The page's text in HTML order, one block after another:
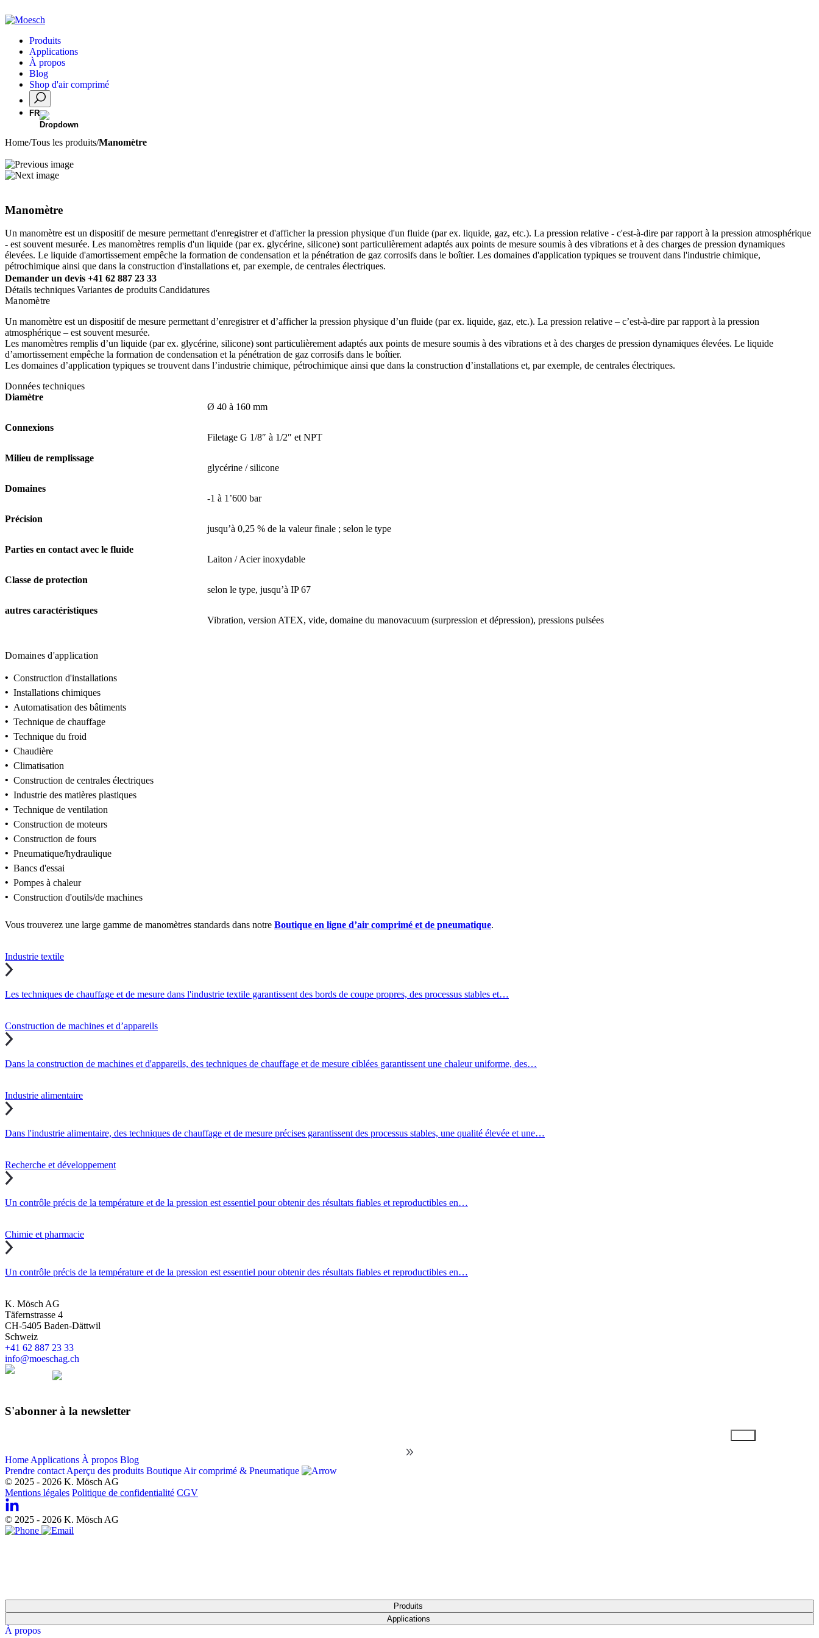
Produits
Applications
À propos
Blog
Shop d'air comprimé
FR
Home/Tous les produits/Manomètre
Manomètre
Un manomètre est un dispositif de mesure permettant d'enregistrer et d'afficher la pression physique d'un fluide (par ex. liquide, gaz, etc.). La pression relative - c'est-à-dire par rapport à la pression atmosphérique
- est souvent mesurée. Les manomètres remplis d'un liquide (par ex. glycérine, silicone) sont particulièrement adaptés aux points de mesure soumis à des vibrations et à des charges de pression dynamiques
élevées. Le liquide d'amortissement empêche la formation de condensation et la pénétration de gaz corrosifs dans le boîtier. Les domaines d'application typiques se trouvent dans l'industrie chimique,
pétrochimique ainsi que dans la construction d'installations et, par exemple, de centrales électriques.
Demander un devis +41 62 887 23 33
Détails techniquesVariantes de produitsCandidatures
Manomètre
Un manomètre est un dispositif de mesure permettant d’enregistrer et d’afficher la pression physique d’un fluide (par ex. liquide, gaz, etc.). La pression relative – c’est-à-dire par rapport à la pression
atmosphérique – est souvent mesurée.
Les manomètres remplis d’un liquide (par ex. glycérine, silicone) sont particulièrement adaptés aux points de mesure soumis à des vibrations et à des charges de pression dynamiques élevées. Le liquide
d’amortissement empêche la formation de condensation et la pénétration de gaz corrosifs dans le boîtier.
Les domaines d’application typiques se trouvent dans l’industrie chimique, pétrochimique ainsi que dans la construction d’installations et, par exemple, de centrales électriques.
Données techniques
Diamètre
Ø 40 à 160 mm
Connexions
Filetage G 1/8″ à 1/2″ et NPT
Milieu de remplissage
glycérine / silicone
Domaines
-1 à 1’600 bar
Précision
jusqu’à 0,25 % de la valeur finale ; selon le type
Parties en contact avec le fluide
Laiton / Acier inoxydable
Classe de protection
selon le type, jusqu’à IP 67
autres caractéristiques
Vibration, version ATEX, vide, domaine du manovacuum (surpression et dépression), pressions pulsées
Domaines d'application
• Construction d'installations
• Installations chimiques
• Automatisation des bâtiments
• Technique de chauffage
• Technique du froid
• Chaudière
• Climatisation
• Construction de centrales électriques
• Industrie des matières plastiques
• Technique de ventilation
• Construction de moteurs
• Construction de fours
• Pneumatique/hydraulique
• Bancs d'essai
• Pompes à chaleur
• Construction d'outils/de machines
Vous trouverez une large gamme de manomètres standards dans notre Boutique en ligne d’air comprimé et de pneumatique.
Industrie textile
Les techniques de chauffage et de mesure dans l'industrie textile garantissent des bords de coupe propres, des processus stables et…
Construction de machines et d’appareils
Dans la construction de machines et d'appareils, des techniques de chauffage et de mesure ciblées garantissent une chaleur uniforme, des…
Industrie alimentaire
Dans l'industrie alimentaire, des techniques de chauffage et de mesure précises garantissent des processus stables, une qualité élevée et une…
Recherche et développement
Un contrôle précis de la température et de la pression est essentiel pour obtenir des résultats fiables et reproductibles en…
Chimie et pharmacie
Un contrôle précis de la température et de la pression est essentiel pour obtenir des résultats fiables et reproductibles en…
K. Mösch AG
Täfernstrasse 4
CH-5405 Baden-Dättwil
Schweiz
+41 62 887 23 33
info@moeschag.ch
S'abonner à la newsletter
Home Applications À propos Blog
Prendre contact Aperçu des produits Boutique Air comprimé & Pneumatique
© 2025 - 2026 K. Mösch AG
Mentions légales Politique de confidentialité CGV
© 2025 - 2026 K. Mösch AG
Produits
Applications
À propos